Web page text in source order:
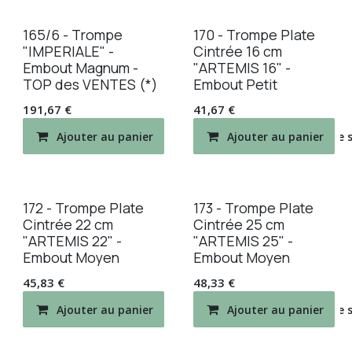
165/6 - Trompe
"IMPERIALE" -
Embout Magnum -
TOP des VENTES (*)
191,67 €
Ajouter au panier Ajouter à la liste de
170 - Trompe Plate
Cintrée 16 cm
"ARTEMIS 16" -
Embout Petit
41,67 €
Ajouter au panier
172 - Trompe Plate
Cintrée 22 cm
"ARTEMIS 22" -
Embout Moyen
45,83 €
Ajouter au panier Ajouter à la liste de
173 - Trompe Plate
Cintrée 25 cm
"ARTEMIS 25" -
Embout Moyen
48,33 €
Ajouter au panier